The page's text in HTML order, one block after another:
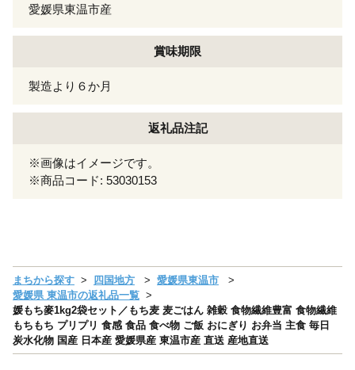
愛媛県東温市産
賞味期限
製造より６か月
返礼品注記
※画像はイメージです。
※商品コード: 53030153
まちから探す 四国地方
愛媛県東温市
愛媛県 東温市の返礼品一覧
媛もち麥1kg2袋セット／もち麦 麦ごはん 雑穀 食物繊維豊富 食物繊維
もちもち プリプリ 食感 食品 食べ物 ご飯 おにぎり お弁当 主食 毎日
炭水化物 国産 日本産 愛媛県産 東温市産 直送 産地直送